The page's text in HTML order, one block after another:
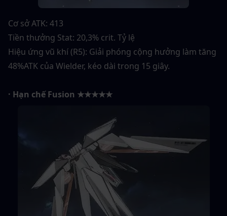
Cơ sở ATK: 413
Tiền thưởng Stat: 20,3% crit. Tỷ lệ
Hiệu ứng vũ khí (R5): Giải phóng cộng hưởng làm tăng
48%ATK của Wielder, kéo dài trong 15 giây.
· Hạn chế Fusion ★★★★★